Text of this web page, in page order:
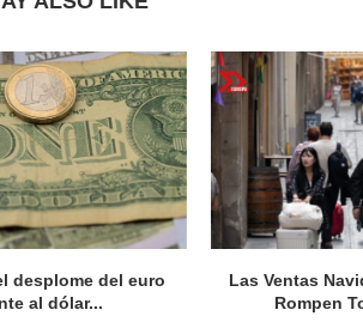
desplome del euro
al dólar...
Las Ventas
Rompen